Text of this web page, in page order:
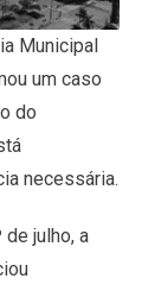
Municipal
um caso
do
necessária.
de julho, a